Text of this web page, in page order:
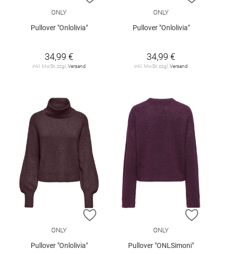
ONLY
Pullover "Onlolivia"
34,99 €
inkl. MwSt. zzgl.Versand
ONLY
Pullover "Onlolivia"
34,99 €
inkl. MwSt. zzgl.Versand
ZUR WUNSCHLISTE HINZUFÜGEN
ONLY
Pullover "Onlolivia"
ZUR
ONLY
Pullover "ONLSimoni"